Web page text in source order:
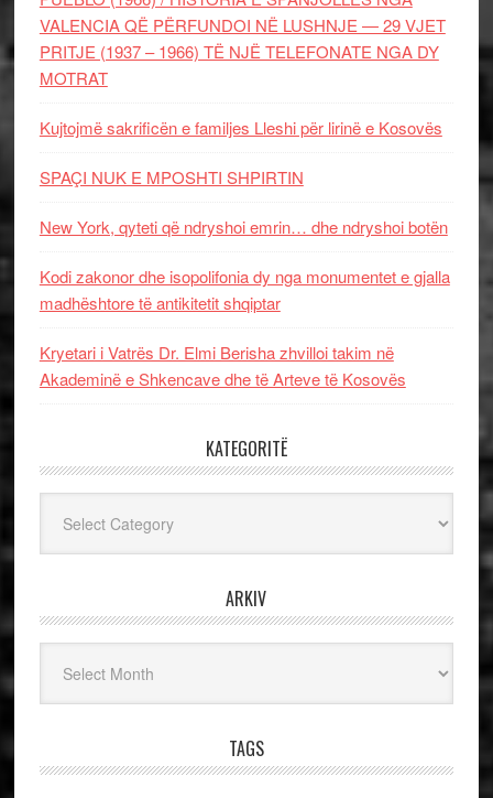
VALENCIA QË PËRFUNDOI NË LUSHNJE — 29 VJET
PRITJE (1937 – 1966) TË NJË TELEFONATE NGA DY
MOTRAT
Kujtojmë sakrificën e familjes Lleshi për lirinë e Kosovës
SPAÇI NUK E MPOSHTI SHPIRTIN
New York, qyteti që ndryshoi emrin… dhe ndryshoi botën
Kodi zakonor dhe isopolifonia dy nga monumentet e gjalla
madhështore të antikitetit shqiptar
Kryetari i Vatrës Dr. Elmi Berisha zhvilloi takim në
Akademinë e Shkencave dhe të Arteve të Kosovës
KATEGORITË
ARKIV
TAGS